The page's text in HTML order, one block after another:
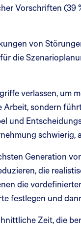
Vorschriften
von
die
verlassen, um
sondern
und
Generation
die
die
festlegen und
Zeit, die